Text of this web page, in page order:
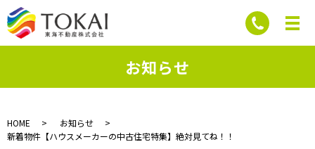
お知らせ
HOME
お知らせ
新着物件【ハウスメーカーの中古住宅特集】絶対見てね！！